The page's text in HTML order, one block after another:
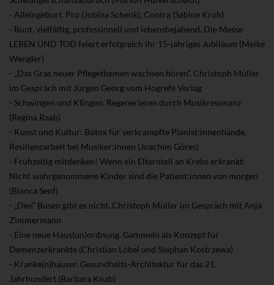
- Alleingeburt. Pro (Jobina Schenk), Contra (Sabine Kroh)
- Bunt, vielfältig, professionell und lebensbejahend. Die Messe
LEBEN UND TOD feiert erfolgreich ihr 15-jähriges Jubiläum (Meike
Wengler)
- „Das Gras neuer Pflegethemen wachsen hören“. Christoph Müller
im Gespräch mit Jürgen Georg vom Hogrefe Verlag
- Schwingen und Klingen. Regenerieren durch Musikresonanz
(Regina Raab)
- Kunst und Kultur: Botox für verkrampfte Pianist:innenhände.
Resilienzarbeit bei Musiker:innen (Joachim Göres)
- Frühzeitig mitdenken! Wenn ein Elternteil an Krebs erkrankt:
Nicht wahrgenommene Kinder sind die Patient:innen von morgen
(Bianca Senf)
- „Den“ Busen gibt es nicht. Christoph Müller im Gespräch mit Anja
Zimmermann
- Eine neue Haus(un)ordnung. Gammeln als Konzept für
Demenzerkrankte (Christian Löbel und Stephan Kostrzewa)
- Kranke(n)häuser. Gesundheits-Architektur für das 21.
Jahrhundert (Barbara Knab)